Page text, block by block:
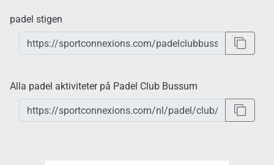
padel stigen
Alla padel aktiviteter på Padel Club Bussum